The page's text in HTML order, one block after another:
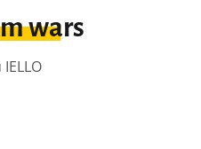
wars
IELLO